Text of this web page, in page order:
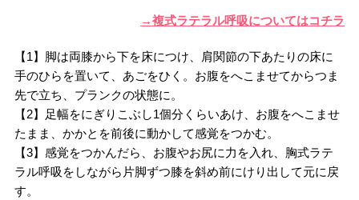
→複式ラテラル呼吸についてはコチラ
【1】脚は両膝から下を床につけ、肩関節の下あたりの床に
手のひらを置いて、あごをひく。お腹をへこませてからつま
先で立ち、プランクの状態に。
【2】足幅をにぎりこぶし1個分くらいあけ、お腹をへこませ
たまま、かかとを前後に動かして感覚をつかむ。
【3】感覚をつかんだら、お腹やお尻に力を入れ、胸式ラテ
ラル呼吸をしながら片脚ずつ膝を斜め前にけり出して元に戻
す。